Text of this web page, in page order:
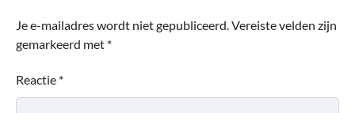
Je e-mailadres wordt niet gepubliceerd. Vereiste velden zijn
gemarkeerd met *
Reactie *